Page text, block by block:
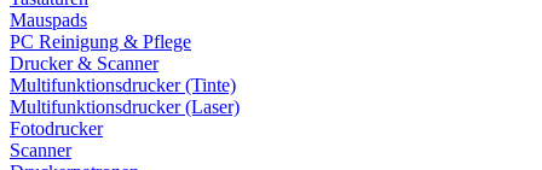
Mauspads
PC Reinigung & Pflege
Drucker & Scanner
Multifunktionsdrucker (Tinte)
Multifunktionsdrucker (Laser)
Fotodrucker
Scanner